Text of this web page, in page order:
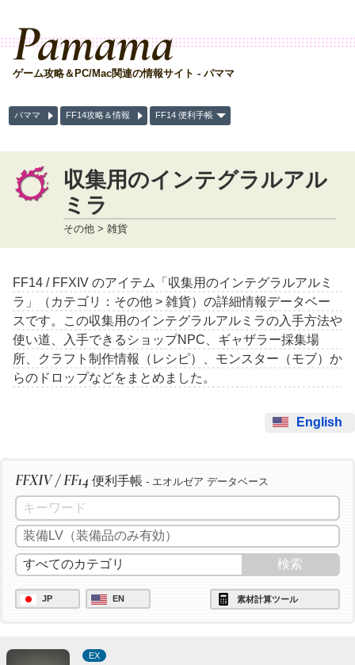
Pamama
ゲーム攻略＆PC/Mac関連の情報サイト - パママ
パママ FF14攻略＆情報 FF14 便利手帳
収集用のインテグラルアル
ミラ
その他 > 雑貨
FF14 / FFXIV のアイテム「収集用のインテグラルアルミ
ラ」（カテゴリ：その他 > 雑貨）の詳細情報データベー
スです。この収集用のインテグラルアルミラの入手方法や
使い道、入手できるショップNPC、ギャザラー採集場
所、クラフト制作情報（レシピ）、モンスター（モブ）か
らのドロップなどをまとめました。
English
FFXIV / FF14 便利手帳 - エオルゼア データベース
JP EN 素材計算ツール
EX